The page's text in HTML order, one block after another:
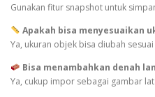
Gunakan fitur snapshot untuk
Apakah bisa menyesuaikan
Ya, ukuran objek bisa diubah
Bisa menambahkan denah
Ya, cukup impor sebagai gambar